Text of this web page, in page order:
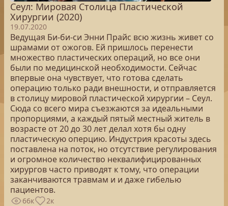
Сеул: Мировая Столица Пластической
Хирургии (2020)
19.07.2020
Ведущая Би-би-си Энни Прайс всю жизнь живет со
шрамами от ожогов. Ей пришлось перенести
множество пластических операций, но все они
были по медицинской необходимости. Сейчас
впервые она чувствует, что готова сделать
операцию только ради внешности, и отправляется
в столицу мировой пластической хирургии – Сеул.
Сюда со всего мира съезжаются за идеальными
пропорциями, а каждый пятый местный житель в
возрасте от 20 до 30 лет делал хотя бы одну
пластическую оперцию. Индустрия красоты здесь
поставлена на поток, но отсутствие регулирования
и огромное количество неквалифицированных
хирургов часто приводят к тому, что операции
заканчиваются травмам и и даже гибелью
пациентов.
66к 2к